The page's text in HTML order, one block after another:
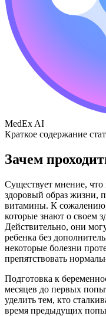
MedEx AI
Краткое содержание
Зачем
Существует мнение,
здоровый образ жизни,
витамины. К
которые знают о своем
Действительно, они
ребенка без
некоторые болезни
препятствовать
Подготовка к
месяцев до первых
уделить тем, кто
время предыдущих